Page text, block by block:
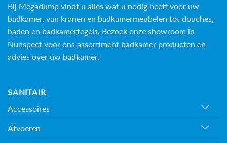
Bij Megadump vindt u alles wat u nodig heeft voor uw
badkamer, van kranen en badkamermeubelen tot douches,
baden en badkamertegels. Bezoek onze showroom in
Nunspeet voor ons assortiment badkamer producten en
advies over uw badkamer.
SANITAIR
Accessoires
Afvoeren